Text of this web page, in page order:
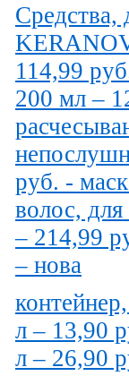
Средства,
114,99
200 мл –
руб. -
волос,
– 214,99
– нова
л – 13,90
л – 26,90